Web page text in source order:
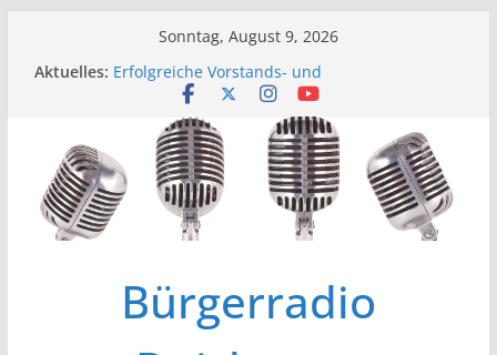
Sonntag, August 9, 2026
Aktuelles: Erfolgreiche Vorstands- und
Mitgliederversammlung am 19.03.
Initiative „Wir Gießen“ Trifft sich zur
Finalisierung der Webseite
Initiative „WirGießen“ trifft sich erneut im
Medienforum
Wir der Bürgerfunk – Anonyme Alkoholiker
Wir stellen vor – Bürgerfunkgruppen im
Bürgerradio